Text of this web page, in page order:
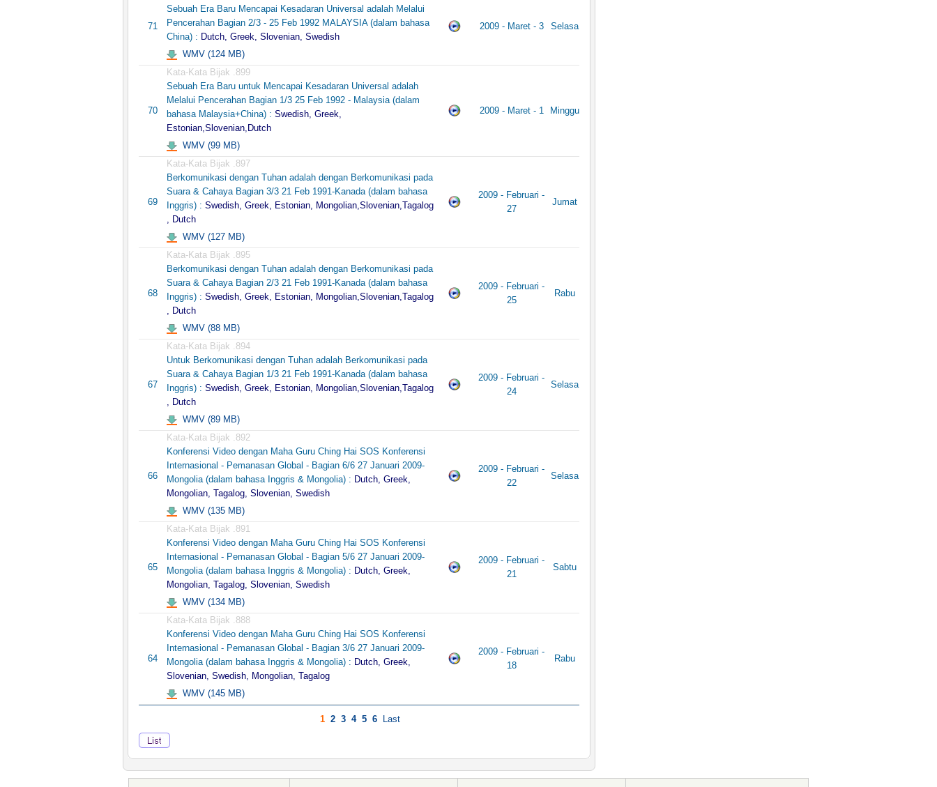
71
Sebuah Era Baru Mencapai Kesadaran Universal adalah Melalui
Pencerahan Bagian 2/3 - 25 Feb 1992 MALAYSIA (dalam bahasa
China) : Dutch, Greek, Slovenian, Swedish
WMV (124 MB)
2009 - Maret - 3 Selasa
70
Kata-Kata Bijak .899
Sebuah Era Baru untuk Mencapai Kesadaran Universal adalah
Melalui Pencerahan Bagian 1/3 25 Feb 1992 - Malaysia (dalam
bahasa Malaysia+China) : Swedish, Greek,
Estonian,Slovenian,Dutch
WMV (99 MB)
2009 - Maret - 1 Minggu
69
Kata-Kata Bijak .897
Berkomunikasi dengan Tuhan adalah dengan Berkomunikasi pada
Suara & Cahaya Bagian 3/3 21 Feb 1991-Kanada (dalam bahasa
Inggris) : Swedish, Greek, Estonian, Mongolian,Slovenian,Tagalog
, Dutch
WMV (127 MB)
2009 - Februari -
27
Jumat
68
Kata-Kata Bijak .895
Berkomunikasi dengan Tuhan adalah dengan Berkomunikasi pada
Suara & Cahaya Bagian 2/3 21 Feb 1991-Kanada (dalam bahasa
Inggris) : Swedish, Greek, Estonian, Mongolian,Slovenian,Tagalog
, Dutch
WMV (88 MB)
2009 - Februari -
25
Rabu
67
Kata-Kata Bijak .894
Untuk Berkomunikasi dengan Tuhan adalah Berkomunikasi pada
Suara & Cahaya Bagian 1/3 21 Feb 1991-Kanada (dalam bahasa
Inggris) : Swedish, Greek, Estonian, Mongolian,Slovenian,Tagalog
, Dutch
WMV (89 MB)
2009 - Februari -
24
Selasa
66
Kata-Kata Bijak .892
Konferensi Video dengan Maha Guru Ching Hai SOS Konferensi
Internasional - Pemanasan Global - Bagian 6/6 27 Januari 2009-
Mongolia (dalam bahasa Inggris & Mongolia) : Dutch, Greek,
Mongolian, Tagalog, Slovenian, Swedish
WMV (135 MB)
2009 - Februari -
22
Selasa
65
Kata-Kata Bijak .891
Konferensi Video dengan Maha Guru Ching Hai SOS Konferensi
Internasional - Pemanasan Global - Bagian 5/6 27 Januari 2009-
Mongolia (dalam bahasa Inggris & Mongolia) : Dutch, Greek,
Mongolian, Tagalog, Slovenian, Swedish
WMV (134 MB)
2009 - Februari -
21
Sabtu
64
Kata-Kata Bijak .888
Konferensi Video dengan Maha Guru Ching Hai SOS Konferensi
Internasional - Pemanasan Global - Bagian 3/6 27 Januari 2009-
Mongolia (dalam bahasa Inggris & Mongolia) : Dutch, Greek,
Slovenian, Swedish, Mongolian, Tagalog
WMV (145 MB)
2009 - Februari -
18
Rabu
1 2 3 4 5 6 Last